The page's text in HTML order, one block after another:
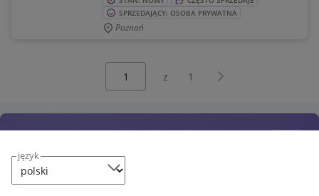
język
SPRZEDAJĄCY: OSOBA PRYWATNA
Poznań
z 1 Następna strona